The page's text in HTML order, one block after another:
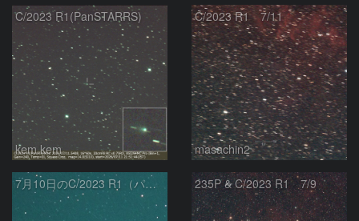
C/2023 R1(PanSTARRS)
kem.kem
C/2023 R1 7/11
masachin2
7月10日のC/2023 R1（パンスターズ彗星） 235P & C/2023 R1 7/9